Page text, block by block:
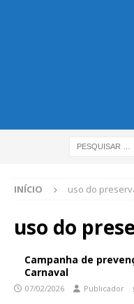
INÍCIO uso do
uso do
Campanha de
Carnaval
07/02/2026 Publicador